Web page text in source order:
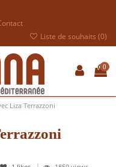
Liste de souhaits (0)
0
Liza Terrazzoni